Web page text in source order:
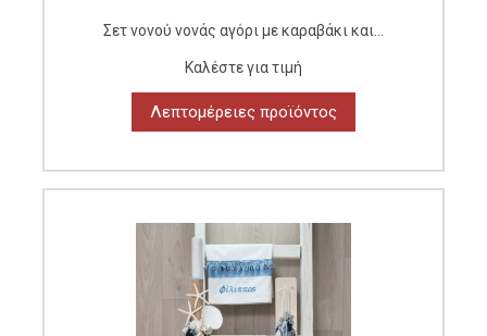
Σετ νονού νονάς αγόρι με καραβάκι και...
Καλέστε για τιμή
Λεπτομέρειες προϊόντος